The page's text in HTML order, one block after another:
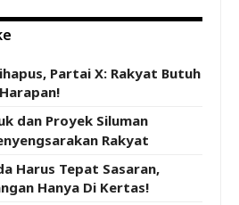
Partai X: Rakyat Butuh
dan Proyek Siluman
Rakyat
Harus Tepat Sasaran,
Hanya Di Kertas!